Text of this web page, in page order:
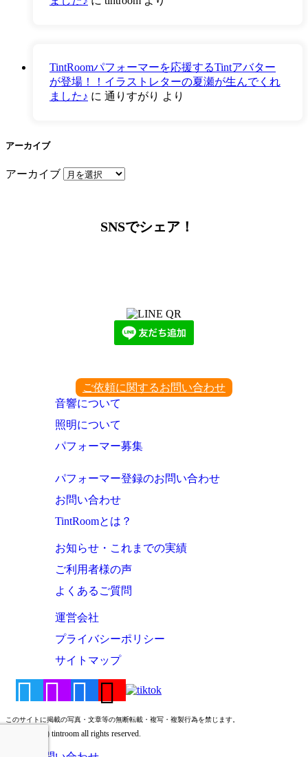
TintRoomパフォーマーを応援するTintアバター
が登場！！イラストレターの夏瀬が生んでくれ
ました♪ に 通りすがり より
アーカイブ
アーカイブ
SNSでシェア！
ご依頼に関するお問い合わせ
音響について
照明について
パフォーマー募集
パフォーマー登録のお問い合わせ
お問い合わせ
TintRoomとは？
お知らせ・これまでの実績
ご利用者様の声
よくあるご質問
運営会社
プライバシーポリシー
サイトマップ
このサイトに掲載の写真・文章等の無断転載・複写・複製行為を禁じます。
Copyright (c) tintroom all rights reserved.